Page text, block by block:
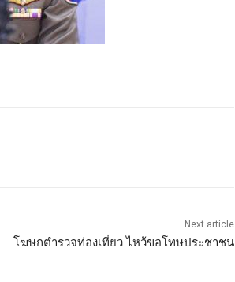
Next article
โฆษกตำรวจท่องเที่ยว ไหว้ขอโทษประชาชน